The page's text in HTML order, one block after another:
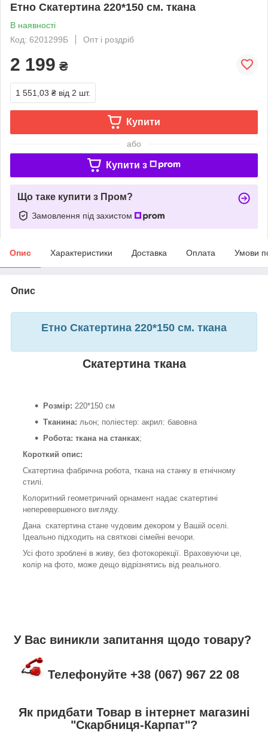
Етно Скатертина 220*150 см. ткана
В наявності
Код: 6201299Б
Опт і роздріб
2 199 ₴
1 551,03 ₴ від 2 шт.
Купити
або
Купити з
Що таке купити з Пром?
Замовлення під захистом
Опис Характеристики Доставка Оплата Умови
Опис
Етно Скатертина 220*150 см. ткана
Скатертина ткана
Розмір: 220*150 см
Тканина: льон; поліестер: акрил: бавовна
Робота: ткана на станках;
Короткий опис:
Скатертина фабрична робота, ткана на станку в етнічному
стилі.
Колоритний геометричний орнамент надає скатертині
неперевершеного вигляду.
Дана скатертина стане чудовим декором у Вашій оселі.
Ідеально підходить на святкові сімейні вечори.
Усі фото зроблені в живу, без фотокорекції. Враховуючи це,
колір на фото, може дещо відрізнятись від реального.
У Вас виникли запитання щодо товару?
Телефонуйте +38 (067) 967 22 08
Як придбати Товар в інтернет магазині
"Скарбниця-Карпат"?